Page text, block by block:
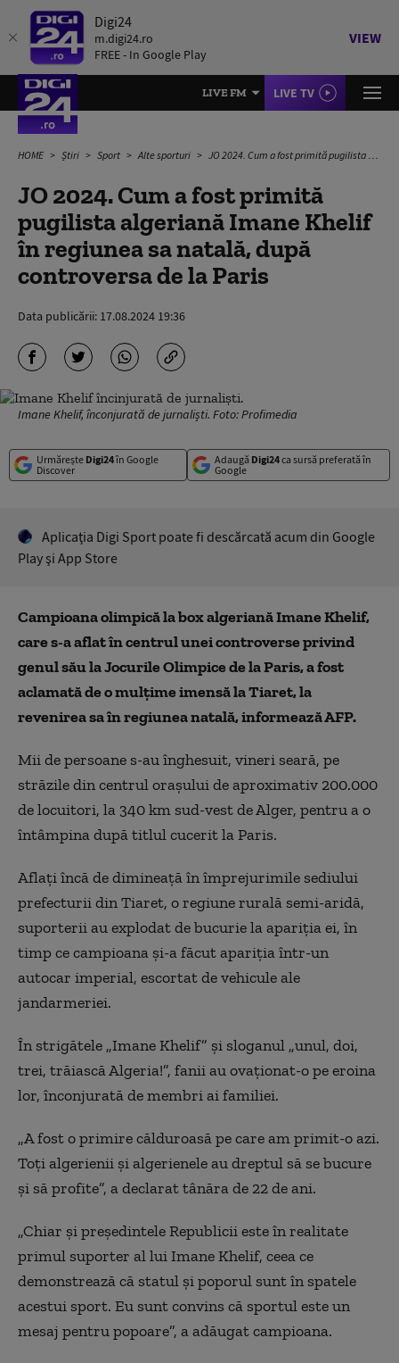
Digi24
m.digi24.ro
FREE - In Google Play
VIEW
LIVE FM LIVE TV
HOME Știri Sport Alte sporturi JO 2024. Cum a fost primită pugilista algeriană Imane Khelif în regiunea sa natală, după controversa de la Paris
JO 2024. Cum a fost primită
pugilista algeriană Imane Khelif
în regiunea sa natală, după
controversa de la Paris
Data publicării: 17.08.2024 19:36
Imane Khelif, înconjurată de jurnaliști. Foto: Profimedia
Urmărește Digi24în Google
Discover
Adaugă Digi24ca sursă preferată în
Google
Aplicaţia Digi Sport poate fi descărcată acum din Google
Play şi App Store
Campioana olimpică la box algeriană Imane Khelif,
care s-a aflat în centrul unei controverse privind
genul său la Jocurile Olimpice de la Paris, a fost
aclamată de o mulţime imensă la Tiaret, la
revenirea sa în regiunea natală, informează AFP.
Mii de persoane s-au înghesuit, vineri seară, pe
străzile din centrul oraşului de aproximativ 200.000
de locuitori, la 340 km sud-vest de Alger, pentru a o
întâmpina după titlul cucerit la Paris.
Aflaţi încă de dimineaţă în împrejurimile sediului
prefecturii din Tiaret, o regiune rurală semi-aridă,
suporterii au explodat de bucurie la apariţia ei, în
timp ce campioana şi-a făcut apariţia într-un
autocar imperial, escortat de vehicule ale
jandarmeriei.
În strigătele „Imane Khelif” şi sloganul „unul, doi,
trei, trăiască Algeria!”, fanii au ovaţionat-o pe eroina
lor, înconjurată de membri ai familiei.
„A fost o primire călduroasă pe care am primit-o azi.
Toţi algerienii şi algerienele au dreptul să se bucure
şi să profite”, a declarat tânăra de 22 de ani.
„Chiar şi preşedintele Republicii este în realitate
primul suporter al lui Imane Khelif, ceea ce
demonstrează că statul şi poporul sunt în spatele
acestui sport. Eu sunt convins că sportul este un
mesaj pentru popoare”, a adăugat campioana.